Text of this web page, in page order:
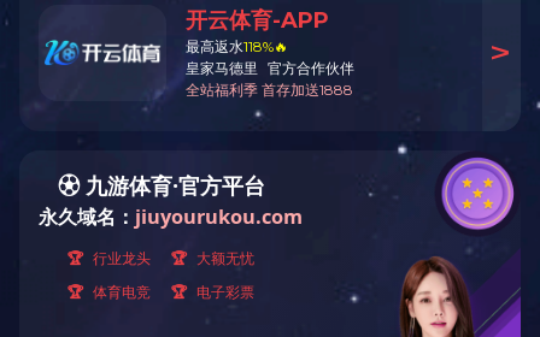
关于学历继续教
附件【关于学历继续教育2020级杨芸等191名学生按注销
附件【
附件：乐鱼在线学历继续教育2020级拟注销学籍